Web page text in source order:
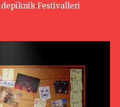
Festivalleri